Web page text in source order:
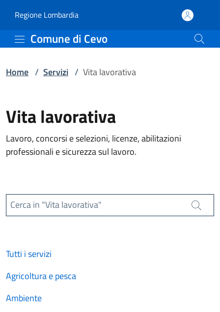
Servizi | Comune di Cevo
Regione Lombardia(apre in un'altra scheda).
Comune di Cevo
Home / Servizi / Vita lavorativa
Vita lavorativa
Lavoro, concorsi e selezioni, licenze, abilitazioni
professionali e sicurezza sul lavoro.
Cerca in "Vita lavorativa"
Cerca
Tutti i servizi
Agricoltura e pesca
Ambiente